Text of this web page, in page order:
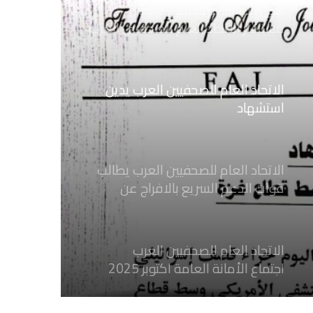
مستشار الاتحاد العام للصحفيين العرب
الاتحاد العام للصحفيين العرب يدين
استشهاد
ثلاثة صحفيين فلسطينيين باستهداف
الاتحاد العام للصحفيين العرب يطالب
قوات الدعم السريع بالافراج عن
الصحفيين السودانيين المعتقلين لديها
فوراً
اجتماع الأمانة العامة اكتوبر 2025